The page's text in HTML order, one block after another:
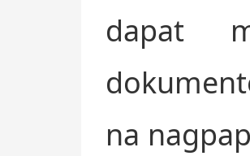
dapat
na